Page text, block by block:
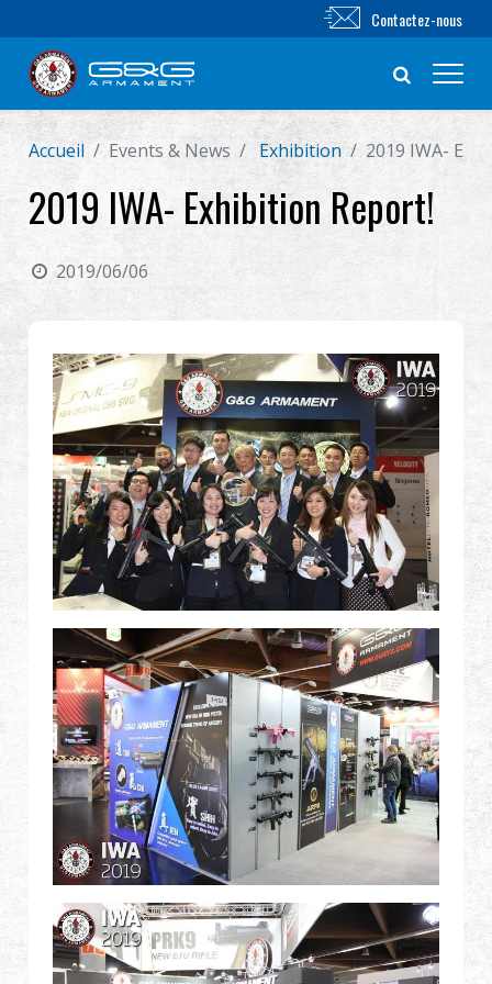
Nouveautés
FUSIL AIRSOFT
PISTOLET AIRSOFT
Série BB
SYSTÈME D'ENTRAÎNEMENT
Revendeur
Advantages
À propos de nous
Competitions & Event
Support
繁體中文 English (US)
Français 日本語
Contactez-nous
Accueil Events & News Exhibition 2019 IWA-
2019 IWA- Exhibition Report!
2019/06/06